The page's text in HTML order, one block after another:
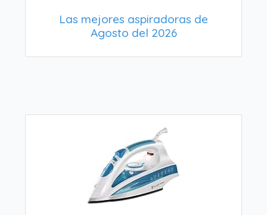
Las mejores aspiradoras de
Agosto del 2026